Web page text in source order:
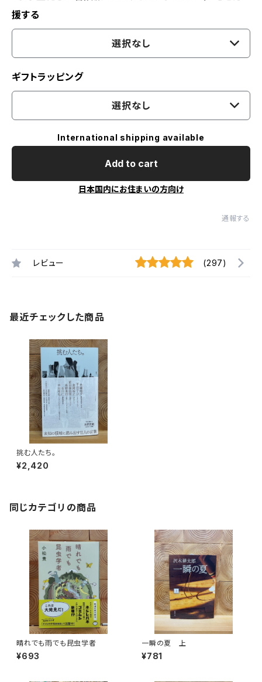
援する
選択なし
ギフトラッピング
選択なし
International shipping available
Add to cart
日本国内にお住まいの方向け
通報する
レビュー (297)
最近チェックした商品
挑む人たち。
¥2,420
同じカテゴリの商品
晴れでも雨でも昆虫学者
¥693
一瞬の夏 上
¥781